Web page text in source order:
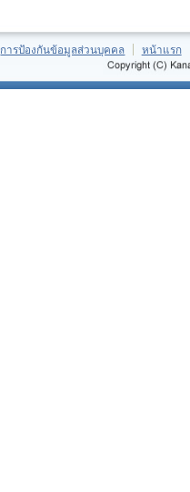
การป้องกันข้อมูลส่วนบุคคล หน้าแรก